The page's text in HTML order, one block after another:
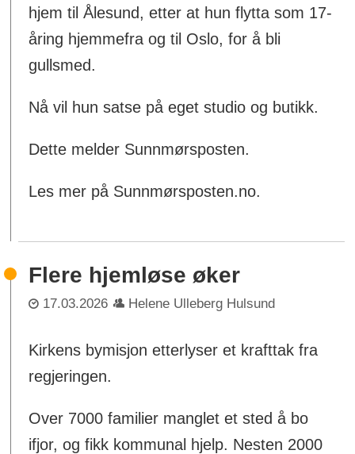
hjem til Ålesund, etter at hun flytta som 17-
åring hjemmefra og til Oslo, for å bli
gullsmed.
Nå vil hun satse på eget studio og butikk.
Dette melder Sunnmørsposten.
Les mer på Sunnmørsposten.no.
Flere hjemløse øker
17.03.2026 Helene Ulleberg Hulsund
Kirkens bymisjon etterlyser et krafttak fra
regjeringen.
Over 7000 familier manglet et sted å bo
ifjor, og fikk kommunal hjelp. Nesten 2000